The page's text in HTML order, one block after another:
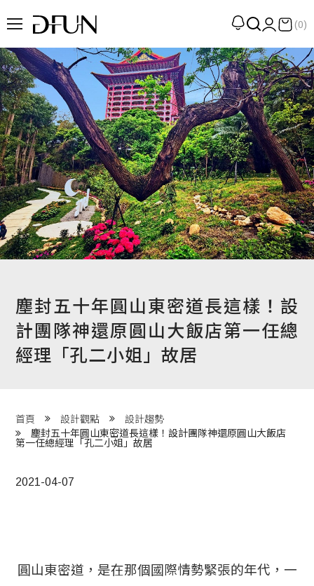
劃
點
察
案
場
訪
展
選品
們 About DFUN
程 Milestones
目 Services
團 Square Rich
(0)
塵封五十年圓山東密道長這樣！設
計團隊神還原圓山大飯店第一任總
經理「孔二小姐」故居
首頁 設計觀點
設計趨勢
塵封五十年圓山東密道長這樣！設計團隊神還原圓山大飯店
第一任總經理「孔二小姐」故居
2021-04-07
圓山東密道，是在那個國際情勢緊張的年代，一